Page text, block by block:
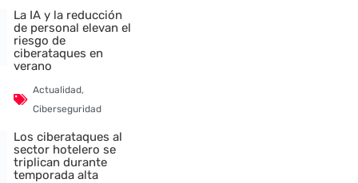
La IA y la reducción
de personal elevan el
riesgo de
ciberataques en
verano
Actualidad,
Ciberseguridad
Los ciberataques al
sector hotelero se
triplican durante
temporada alta